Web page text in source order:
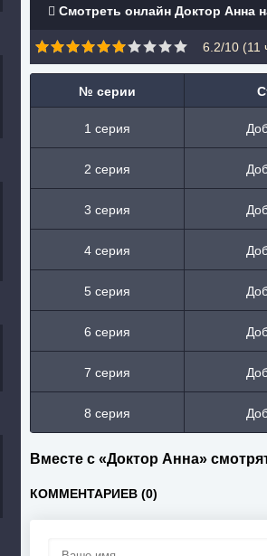
Смотреть онлайн Доктор Анна
6.2/10 (11
№ серии
1 серия
2 серия
3 серия
4 серия
5 серия
6 серия
7 серия
8 серия
Вместе с «Доктор Анна»
КОММЕНТАРИЕВ (0)